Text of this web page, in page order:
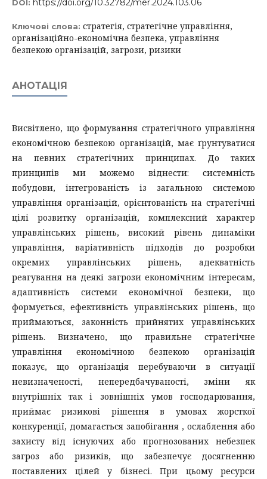
DOI: https://doi.org/10.32782/mer.2024.103.06
Ключові слова: стратегія, стратегічне управління,
організаційно-економічна безпека, управління
безпекою організацій, загрози, ризики
АНОТАЦІЯ
Висвітлено, що формування стратегічного управління
економічною безпекою організацій, має ґрунтуватися
на певних стратегічних принципах. До таких
принципів ми можемо віднести: системність
побудови, інтегрованість із загальною системою
управління організацій, орієнтованість на стратегічні
цілі розвитку організацій, комплексний характер
управлінських рішень, високий рівень динаміки
управління, варіативність підходів до розробки
окремих управлінських рішень, адекватність
реагування на деякі загрози економічним інтересам,
адаптивність системи економічної безпеки, що
формується, ефективність управлінських рішень, що
приймаються, законність прийнятих управлінських
рішень. Визначено, що правильне стратегічне
управління економічною безпекою організацій
показує, що організація перебуваючи в ситуації
невизначеності, непередбачуваності, зміни як
внутрішніх так і зовнішніх умов господарювання,
приймає ризикові рішення в умовах жорсткої
конкуренції, домагається запобігання , ослаблення або
захисту від існуючих або прогнозованих небезпек
загроз або ризиків, що забезпечує досягненню
поставлених цілей у бізнесі. При цьому ресурси